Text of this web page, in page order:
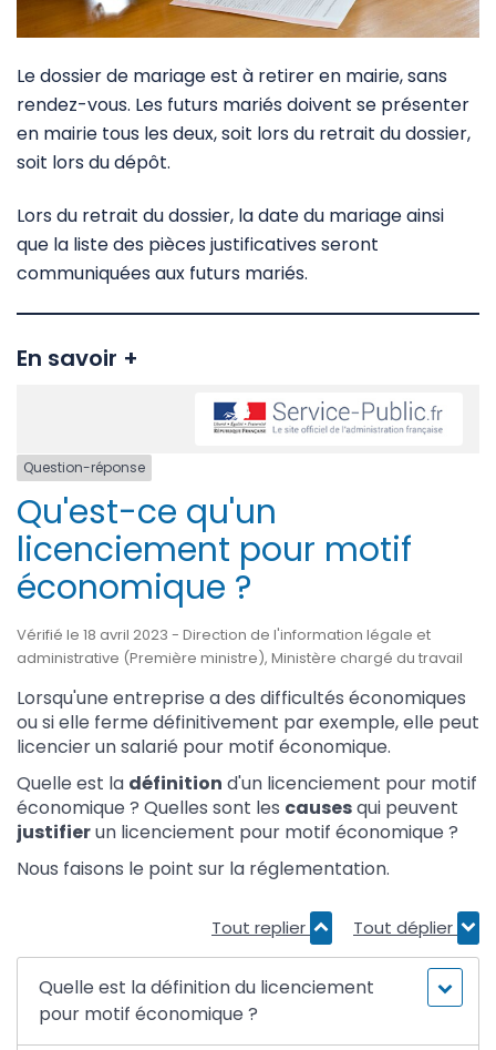
Le dossier de mariage est à retirer en mairie, sans
rendez-vous. Les futurs mariés doivent se présenter
en mairie tous les deux, soit lors du retrait du dossier,
soit lors du dépôt.
Lors du retrait du dossier, la date du mariage ainsi
que la liste des pièces justificatives seront
communiquées aux futurs mariés.
En savoir +
Question-réponse
Qu'est-ce qu'un
licenciement pour motif
économique ?
Vérifié le 18 avril 2023 - Direction de l'information légale et
administrative (Première ministre), Ministère chargé du travail
Lorsqu'une entreprise a des difficultés économiques
ou si elle ferme définitivement par exemple, elle peut
licencier un salarié pour motif économique.
Quelle est la définition d'un licenciement pour motif
économique ? Quelles sont les causesqui peuvent
justifierun licenciement pour motif économique ?
Nous faisons le point sur la réglementation.
Tout replier Tout déplier
Quelle est la définition du licenciement
pour motif économique ?